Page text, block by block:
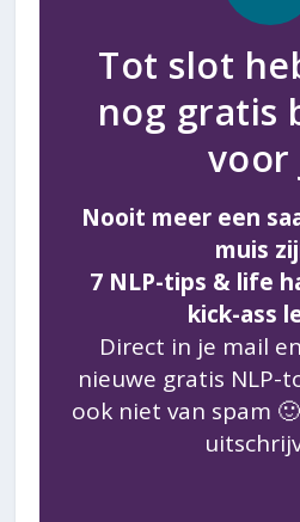
Tot slot
nog gratis
voor
Nooit meer een
muis
7 NLP-tips & life
kick-ass
Direct in je mail
nieuwe gratis NLP-
ook niet van spam